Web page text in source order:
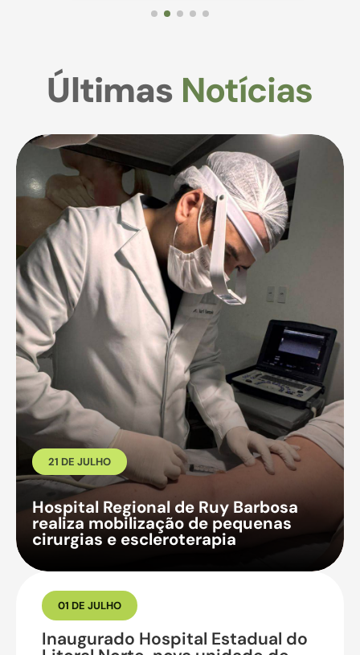
Últimas Notícias
21 DE JULHO
Hospital Regional de Ruy Barbosa
realiza mobilização de pequenas
cirurgias e escleroterapia
01 DE JULHO
Inaugurado Hospital Estadual do